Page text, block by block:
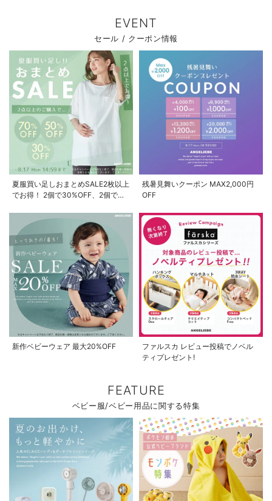
お気に入り商品を確認する
EVENT
セール / クーポン情報
夏服買い足しおまとめSALE2枚以上
でお得！ 2個で30%OFF、2個で
残暑見舞いクーポン MAX2,000円
OFF
新作ベビーウェア 最大20%OFF
ファルスカ レビュー投稿でノベル
ティプレゼント!
FEATURE
ベビー服/ベビー用品に関する特集